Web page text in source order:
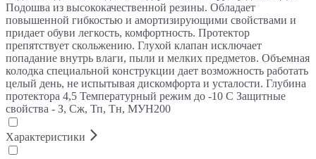
Подошва из высококачественной резины. Обладает
повышенной гибкостью и амортизирующими свойствами и
придает обуви легкость, комфортность. Протектор
препятствует скольжению. Глухой клапан исключает
попадание внутрь влаги, пыли и мелких предметов. Объемная
колодка специальной конструкции дает возможность работать
целый день, не испытывая дискомфорта и усталости. Глубина
протектора 4,5 Температурный режим до -10 С Защитные
свойства - З, Сж, Тп, Тн, МУН200
Характеристики